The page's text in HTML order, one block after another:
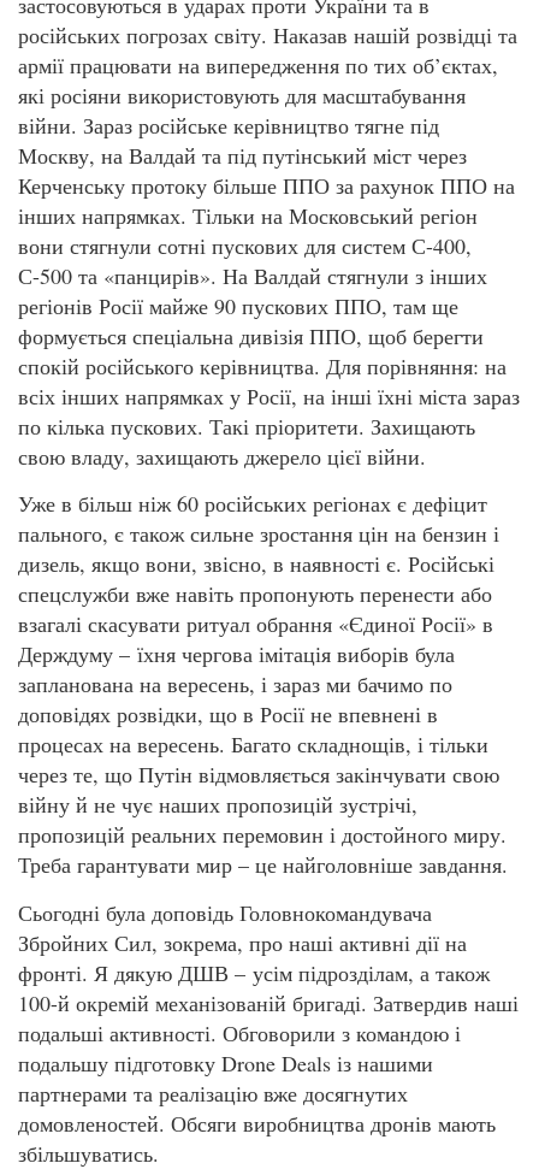
російських погрозах світу. Наказав нашій розвідці та
армії працювати на випередження по тих об’єктах,
які росіяни використовують для масштабування
війни. Зараз російське керівництво тягне під
Москву, на Валдай та під путінський міст через
Керченську протоку більше ППО за рахунок ППО на
інших напрямках. Тільки на Московський регіон
вони стягнули сотні пускових для систем С-400,
С-500 та «панцирів». На Валдай стягнули з інших
регіонів Росії майже 90 пускових ППО, там ще
формується спеціальна дивізія ППО, щоб берегти
спокій російського керівництва. Для порівняння: на
всіх інших напрямках у Росії, на інші їхні міста зараз
по кілька пускових. Такі пріоритети. Захищають
свою владу, захищають джерело цієї війни.
Уже в більш ніж 60 російських регіонах є дефіцит
пального, є також сильне зростання цін на бензин і
дизель, якщо вони, звісно, в наявності є. Російські
спецслужби вже навіть пропонують перенести або
взагалі скасувати ритуал обрання «Єдиної Росії» в
Держдуму – їхня чергова імітація виборів була
запланована на вересень, і зараз ми бачимо по
доповідях розвідки, що в Росії не впевнені в
процесах на вересень. Багато складнощів, і тільки
через те, що Путін відмовляється закінчувати свою
війну й не чує наших пропозицій зустрічі,
пропозицій реальних перемовин і достойного миру.
Треба гарантувати мир – це найголовніше завдання.
Сьогодні була доповідь Головнокомандувача
Збройних Сил, зокрема, про наші активні дії на
фронті. Я дякую ДШВ – усім підрозділам, а також
100-й окремій механізованій бригаді. Затвердив наші
подальші активності. Обговорили з командою і
подальшу підготовку Drone Deals із нашими
партнерами та реалізацію вже досягнутих
домовленостей. Обсяги виробництва дронів мають
збільшуватись.